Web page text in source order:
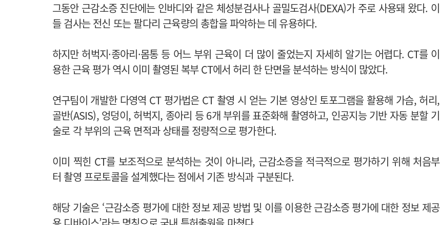
그동안 근감소증 진단에는 인바디와 같은 체성분검사나 골밀도검사(DEXA)가 주로 사용돼 왔다. 이
들 검사는 전신 또는 팔다리 근육량의 총합을 파악하는 데 유용하다.
하지만 허벅지·종아리·몸통 등 어느 부위 근육이 더 많이 줄었는지 자세히 알기는 어렵다. CT를 이
용한 근육 평가 역시 이미 촬영된 복부 CT에서 허리 한 단면을 분석하는 방식이 많았다.
연구팀이 개발한 다영역 CT 평가법은 CT 촬영 시 얻는 기본 영상인 토포그램을 활용해 가슴, 허리,
골반(ASIS), 엉덩이, 허벅지, 종아리 등 6개 부위를 표준화해 촬영하고, 인공지능 기반 자동 분할 기
술로 각 부위의 근육 면적과 상태를 정량적으로 평가한다.
이미 찍힌 CT를 보조적으로 분석하는 것이 아니라, 근감소증을 적극적으로 평가하기 위해 처음부
터 촬영 프로토콜을 설계했다는 점에서 기존 방식과 구분된다.
해당 기술은 ‘근감소증 평가에 대한 정보 제공 방법 및 이를 이용한 근감소증 평가에 대한 정보 제공